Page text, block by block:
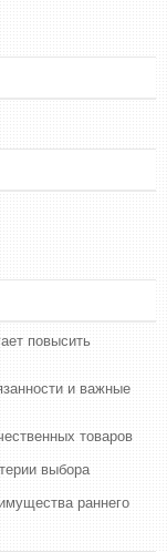
повысить
и важные
товаров
выбора
раннего